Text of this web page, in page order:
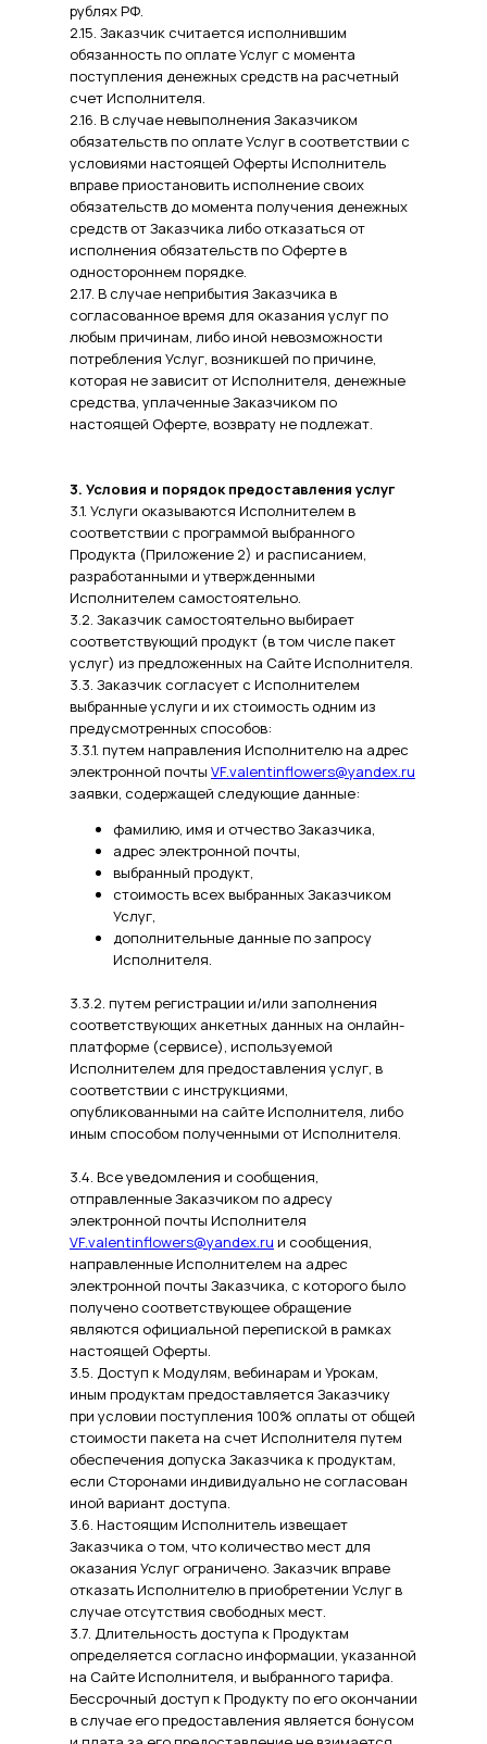
рублях РФ.
2.15. Заказчик считается исполнившим
обязанность по оплате Услуг с момента
поступления денежных средств на расчетный
счет Исполнителя.
2.16. В случае невыполнения Заказчиком
обязательств по оплате Услуг в соответствии с
условиями настоящей Оферты Исполнитель
вправе приостановить исполнение своих
обязательств до момента получения денежных
средств от Заказчика либо отказаться от
исполнения обязательств по Оферте в
одностороннем порядке.
2.17. В случае неприбытия Заказчика в
согласованное время для оказания услуг по
любым причинам, либо иной невозможности
потребления Услуг, возникшей по причине,
которая не зависит от Исполнителя, денежные
средства, уплаченные Заказчиком по
настоящей Оферте, возврату не подлежат.
3. Условия и порядок предоставления услуг
3.1. Услуги оказываются Исполнителем в
соответствии с программой выбранного
Продукта (Приложение 2) и расписанием,
разработанными и утвержденными
Исполнителем самостоятельно.
3.2. Заказчик самостоятельно выбирает
соответствующий продукт (в том числе пакет
услуг) из предложенных на Сайте Исполнителя.
3.3. Заказчик согласует с Исполнителем
выбранные услуги и их стоимость одним из
предусмотренных способов:
3.3.1. путем направления Исполнителю на адрес
электронной почты VF.valentinflowers@yandex.ru
заявки, содержащей следующие данные:
фамилию, имя и отчество Заказчика,
адрес электронной почты,
выбранный продукт,
стоимость всех выбранных Заказчиком
Услуг,
дополнительные данные по запросу
Исполнителя.
3.3.2. путем регистрации и/или заполнения
соответствующих анкетных данных на онлайн-
платформе (сервисе), используемой
Исполнителем для предоставления услуг, в
соответствии с инструкциями,
опубликованными на сайте Исполнителя, либо
иным способом полученными от Исполнителя.
3.4. Все уведомления и сообщения,
отправленные Заказчиком по адресу
электронной почты Исполнителя
VF.valentinflowers@yandex.ru и сообщения,
направленные Исполнителем на адрес
электронной почты Заказчика, с которого было
получено соответствующее обращение
являются официальной перепиской в рамках
настоящей Оферты.
3.5. Доступ к Модулям, вебинарам и Урокам,
иным продуктам предоставляется Заказчику
при условии поступления 100% оплаты от общей
стоимости пакета на счет Исполнителя путем
обеспечения допуска Заказчика к продуктам,
если Сторонами индивидуально не согласован
иной вариант доступа.
3.6. Настоящим Исполнитель извещает
Заказчика о том, что количество мест для
оказания Услуг ограничено. Заказчик вправе
отказать Исполнителю в приобретении Услуг в
случае отсутствия свободных мест.
3.7. Длительность доступа к Продуктам
определяется согласно информации, указанной
на Сайте Исполнителя, и выбранного тарифа.
Бессрочный доступ к Продукту по его окончании
в случае его предоставления является бонусом